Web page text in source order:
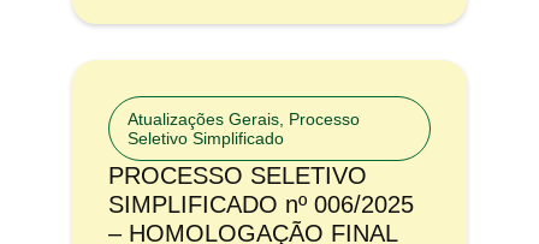
Atualizações Gerais Processo
Seletivo Simplificado
PROCESSO SELETIVO
SIMPLIFICADO nº 006/2025
– HOMOLOGAÇÃO FINAL